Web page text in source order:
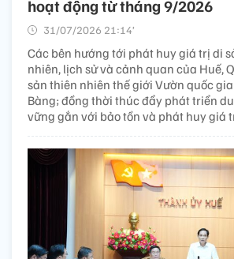
hoạt động từ tháng 9/2026
31/07/2026 21:14’
Các bên hướng tới phát huy giá trị di
nhiên, lịch sử và cảnh quan của Huế,
sản thiên nhiên thế giới Vườn quốc gia
Bàng; đồng thời thúc đẩy phát triển
vững gắn với bảo tồn và phát huy giá